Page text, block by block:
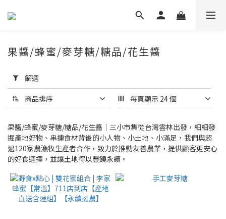
用
篩
選
(0/20)
價格
(NT$)
~
果醬/蜂蜜/麥芽糖/糖品/花生醬
篩選
商品排序 每頁顯示 24 個
果醬/蜂蜜/麥芽糖/糖品/花生醬｜三小市集從台灣雲林出發，細細發
掘產地好物、串連食材背後的小人物、小土地、小滿足，我們與超
過120家農漁牧生產者合作，致力於推動友善農業，提供顧客更安心
的好食選擇，並讓土地得以豐饒永續。